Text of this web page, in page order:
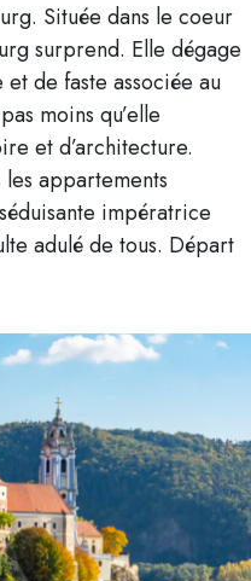
Située dans le coeur
surprend. Elle dégage
de faste associée au
moins qu’elle
et d’architecture.
appartements
impératrice
adulé de tous. Départ